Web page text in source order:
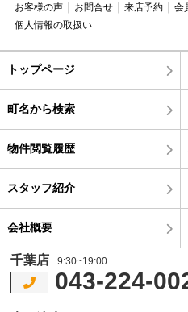
お客様の声
お問合せ 来店予約 会
個人情報の取扱い
トップページ
町名から検索
物件閲覧履歴
スタッフ紹介
会社概要
千葉店 9:30~19:00
043-224-